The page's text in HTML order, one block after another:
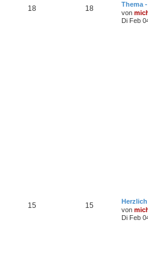
18 18
Thema
von
Di Feb
15 15
von
Di Feb